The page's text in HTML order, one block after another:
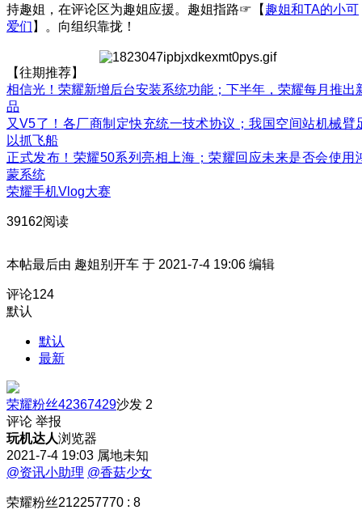
持趣姐，在评论区为趣姐应援。趣姐指路☞【 趣姐和TA的小可
爱们 】。向组织靠拢！
【往期推荐】
相信光！荣耀新增后台安装系统功能；下半年，荣耀每月推出
品
又V5了！各厂商制定快充统一技术协议；我国空间站机械臂
以抓飞船
正式发布！荣耀50系列亮相上海；荣耀回应未来是否会使用
蒙系统
荣耀手机Vlog大赛
39162阅读
本帖最后由 趣姐别开车 于 2021-7-4 19:06 编辑
评论124
默认
默认
最新
荣耀粉丝42367429沙发 2
评论 举报
玩机达人浏览器
2021-7-4 19:03 属地未知
@资讯小助理 @香菇少女
荣耀粉丝212257770 : 8